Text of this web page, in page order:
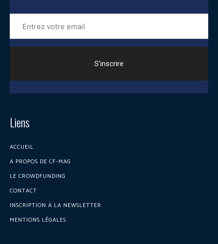
Entrez
votre
email
Liens
ACCUEIL
A PROPOS DE CF-MAG
LE CROWDFUNDING
CONTACT
INSCRIPTION À LA NEWSLETTER
MENTIONS LÉGALES